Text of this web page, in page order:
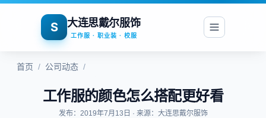
S 大连思戴尔服饰
工作服 · 职业装 · 校服
首页 / 公司动态 /
工作服的颜色怎么搭配更好看
发布：2019年7月13日 · 来源：大连思戴尔服饰